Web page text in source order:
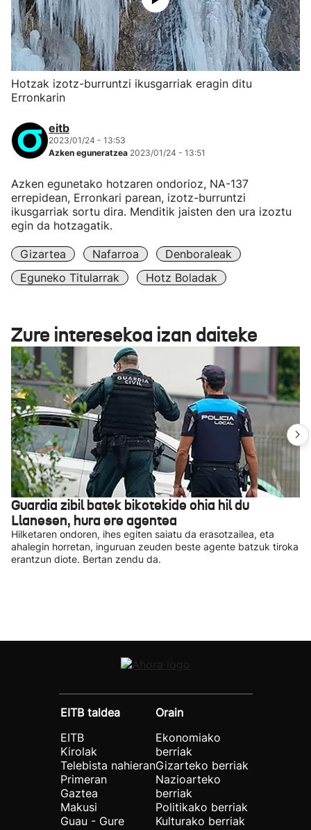
Hotzak izotz-burruntzi ikusgarriak eragin ditu
Erronkarin
eitb
2023/01/24 - 13:53
Azken eguneratzea 2023/01/24 - 13:51
Azken egunetako hotzaren ondorioz, NA-137
errepidean, Erronkari parean, izotz-burruntzi
ikusgarriak sortu dira. Menditik jaisten den ura izoztu
egin da hotzagatik.
Gizartea Nafarroa
Denboraleak
Eguneko Titularrak
Hotz Boladak
Zure interesekoa izan daiteke
Guardia zibil batek bikotekide ohia hil du
Llanesen, hura ere agentea
Hilketaren ondoren, ihes egiten saiatu da erasotzailea, eta
ahalegin horretan, inguruan zeuden beste agente batzuk tiroka
erantzun diote. Bertan zendu da.
EITB taldea
EITB
Kirolak
Telebista nahieran
Primeran
Gaztea
Makusi
Guau - Gure
Orain
Ekonomiako
berriak
Gizarteko berriak
Nazioarteko
berriak
Politikako berriak
Kulturako berriak